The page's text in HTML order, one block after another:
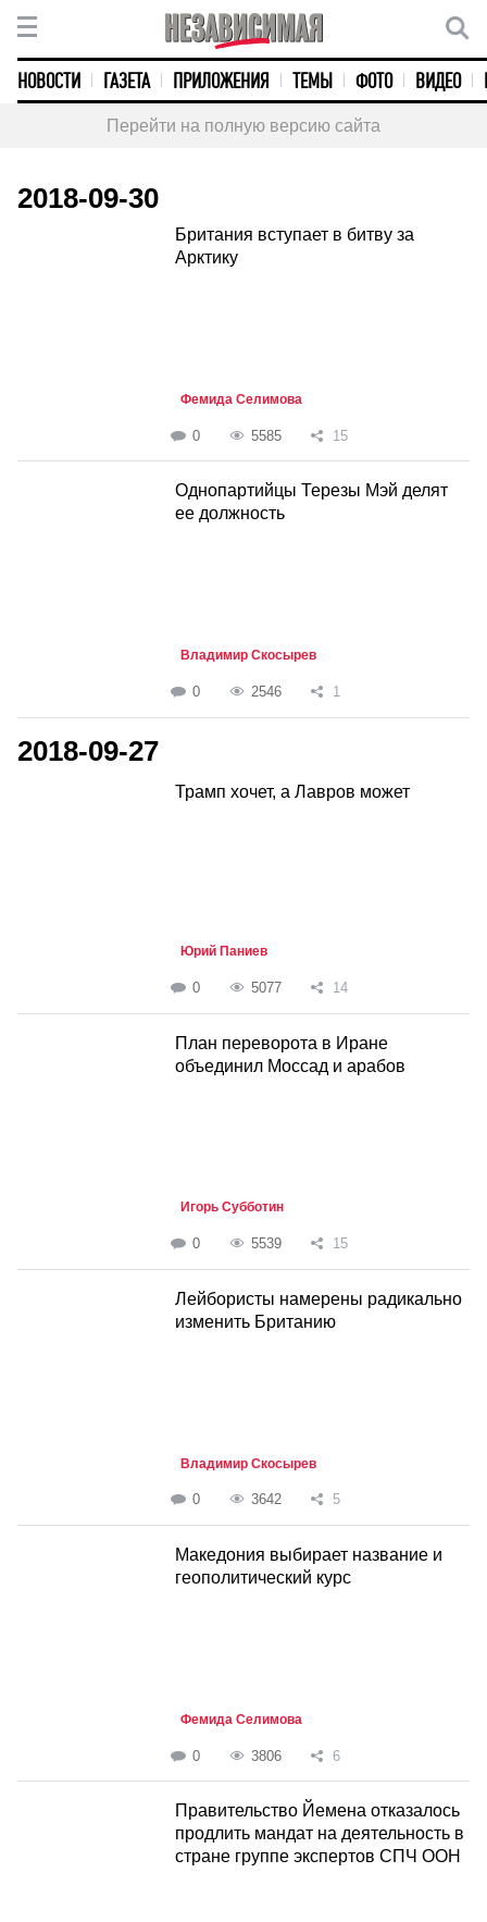
НОВОСТИ ГАЗЕТА ПРИЛОЖЕНИЯ ТЕМЫ ФОТО ВИДЕО
Перейти на полную версию сайта
2018-09-30
Британия вступает в битву за
Арктику
Фемида Селимова
0 5585 15
Однопартийцы Терезы Мэй делят
ее должность
Владимир Скосырев
0 2546 1
2018-09-27
Трамп хочет, а Лавров может
Юрий Паниев
0 5077 14
План переворота в Иране
объединил Моссад и арабов
Игорь Субботин
0 5539 15
Лейбористы намерены радикально
изменить Британию
Владимир Скосырев
0 3642 5
Македония выбирает название и
геополитический курс
Фемида Селимова
0 3806 6
Правительство Йемена отказалось
продлить мандат на деятельность в
стране группе экспертов СПЧ ООН